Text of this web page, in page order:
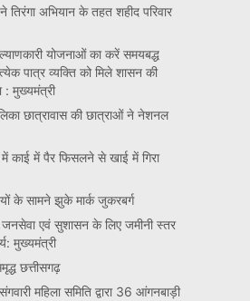
ने तिरंगा अभियान के तहत शहीद परिवार
योजनाओं का करें समयबद्ध
पात्र व्यक्ति को मिले शासन की
: मुख्यमंत्री
छात्रावास की छात्राओं ने नेशनल
में काई में पैर फिसलने से खाई में गिरा
के सामने झुके मार्क जुकरबर्ग
जनसेवा एवं सुशासन के लिए जमीनी स्तर
मुख्यमंत्री
छत्तीसगढ़
महिला समिति द्वारा 36 आंगनबाड़ी